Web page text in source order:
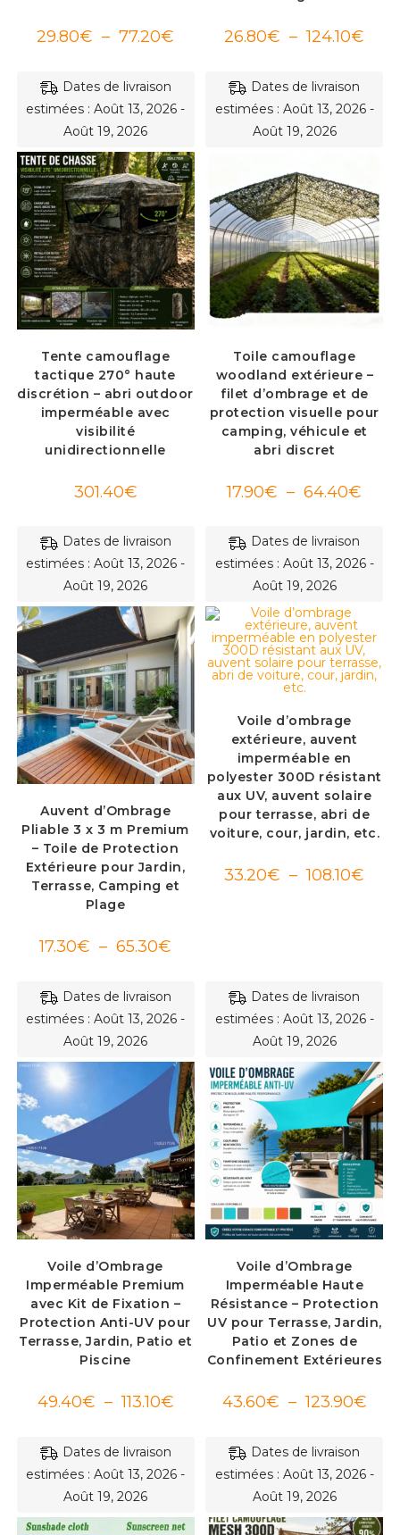
29.80€ – 77.20€ 26.80€ – 124.10€
Dates de livraison
estimées : Août 13, 2026 -
Août 19, 2026
Tente camouflage
tactique 270° haute
discrétion – abri outdoor
imperméable avec
visibilité
unidirectionnelle
301.40€
Dates de livraison
estimées : Août 13, 2026 -
Août 19, 2026
Toile camouflage
woodland extérieure –
filet d’ombrage et de
protection visuelle pour
camping, véhicule et
abri discret
17.90€ – 64.40€
Dates de livraison
estimées : Août 13, 2026 -
Août 19, 2026
Auvent d’Ombrage
Pliable 3 x 3 m Premium
– Toile de Protection
Extérieure pour Jardin,
Terrasse, Camping et
Plage
17.30€ – 65.30€
Dates de livraison
estimées : Août 13, 2026 -
Août 19, 2026
Voile d’ombrage
extérieure, auvent
imperméable en
polyester 300D résistant
aux UV, auvent solaire
pour terrasse, abri de
voiture, cour, jardin, etc.
33.20€ – 108.10€
Dates de livraison
estimées : Août 13, 2026 -
Août 19, 2026
Voile d’Ombrage
Imperméable Premium
avec Kit de Fixation –
Protection Anti-UV pour
Terrasse, Jardin, Patio et
Piscine
49.40€ – 113.10€Plage
de
Dates de livraison
estimées : Août 13, 2026 -
Août 19, 2026
Voile d’Ombrage
Imperméable Haute
Résistance – Protection
UV pour Terrasse, Jardin,
Patio et Zones de
Confinement Extérieures
43.60€ – 123.90€de
Dates de livraison
estimées : Août 13, 2026 -
Août 19, 2026
Dates de livraison
estimées : Août 13, 2026 -
Août 19, 2026